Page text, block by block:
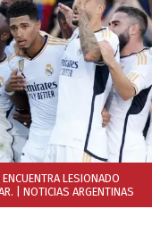
LESIONADO
| NOTICIAS ARGENTINAS